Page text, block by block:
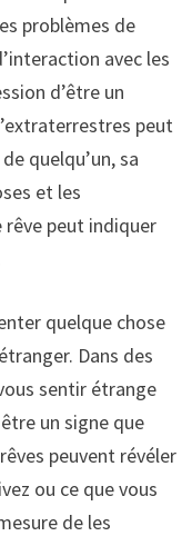
problèmes de
avec les
d’être un
peut
quelqu’un, sa
et les
rêve peut indiquer
quelque chose
Dans des
sentir étrange
un signe que
peuvent révéler
ou ce que vous
de les